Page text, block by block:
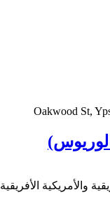
والأمريكية الأفريقية